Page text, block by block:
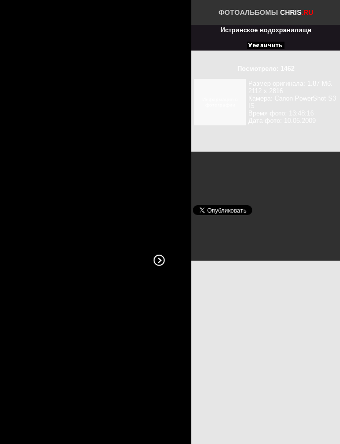
ФОТОАЛЬБОМЫ CHRIS.RU
Истринское водохранилище
Посмотрело: 1462
Размер оригинала: 1.87 Мб.
2112 x 2816
Камера: Canon PowerShot S3
IS
Время фото: 13:48:16
Дата фото: 10.05.2009